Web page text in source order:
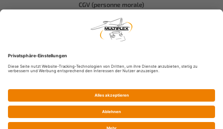
CGV (personne morale)
Protection des données
Compliance-Hitec